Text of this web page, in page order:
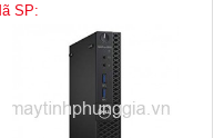
SP: